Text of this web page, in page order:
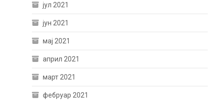
јул 2021
јун 2021
мај 2021
април 2021
март 2021
фебруар 2021